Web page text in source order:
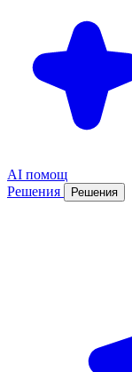
AI помощ
Решения
Решения